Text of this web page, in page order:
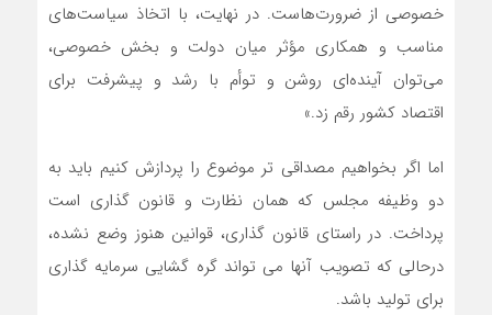
خصوصی از ضرورت‌هاست. در نهایت، با اتخاذ سیاست‌های
مناسب و همکاری مؤثر میان دولت و بخش خصوصی،
می‌توان آینده‌ای روشن و توأم با رشد و پیشرفت برای
اقتصاد کشور رقم زد.»
اما اگر بخواهیم مصداقی تر موضوع را پردازش کنیم باید به
دو وظیفه مجلس که همان نظارت و قانون گذاری است
پرداخت. در راستای قانون گذاری، قوانین هنوز وضع نشده،
درحالی که تصویب آنها می تواند گره گشایی سرمایه گذاری
برای تولید باشد.